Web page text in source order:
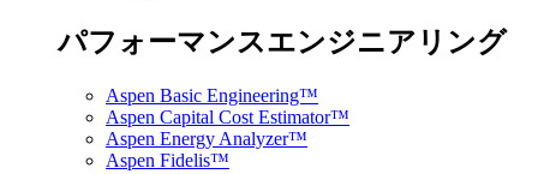
パフォーマンスエンジニアリング
Aspen Basic Engineering™
Aspen Capital Cost Estimator™
Aspen Energy Analyzer™
Aspen Fidelis™